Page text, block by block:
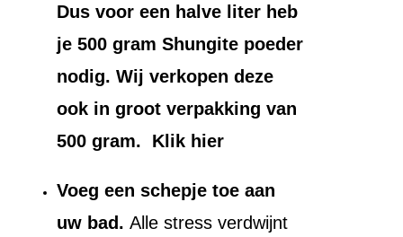
Dus voor een halve liter heb
je 500 gram Shungite poeder
nodig. Wij verkopen deze
ook in groot verpakking van
500 gram. Klik hier
Voeg een schepje toe aan
uw bad.Alle stress verdwijnt